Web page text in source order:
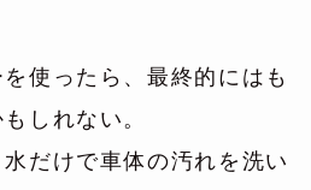
使ったら、最終的にはも
しれない。
だけで車体の汚れを洗い